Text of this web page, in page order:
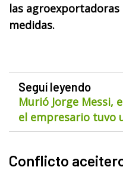
las
medidas.
Seguí leyendo
Murió Jorge Messi,
el empresario tuvo
Conflicto